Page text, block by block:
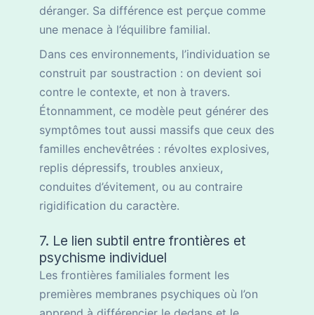
déranger. Sa différence est perçue comme
une menace à l’équilibre familial.
Dans ces environnements, l’individuation se
construit par soustraction : on devient soi
contre le contexte, et non à travers.
Étonnamment, ce modèle peut générer des
symptômes tout aussi massifs que ceux des
familles enchevêtrées : révoltes explosives,
replis dépressifs, troubles anxieux,
conduites d’évitement, ou au contraire
rigidification du caractère.
7. Le lien subtil entre frontières et
psychisme individuel
Les frontières familiales forment les
premières membranes psychiques où l’on